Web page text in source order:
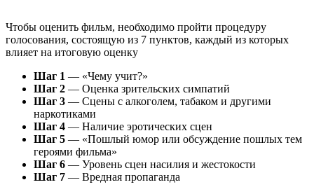
Чтобы оценить фильм, необходимо пройти процедуру
голосования, состоящую из 7 пунктов, каждый из которых
влияет на итоговую оценку
Шаг 1 — «Чему учит?»
Шаг 2 — Оценка зрительских симпатий
Шаг 3 — Сцены с алкоголем, табаком и другими
наркотиками
Шаг 4 — Наличие эротических сцен
Шаг 5 — «Пошлый юмор или обсуждение пошлых тем
героями фильма»
Шаг 6 — Уровень сцен насилия и жестокости
Шаг 7 — Вредная пропаганда